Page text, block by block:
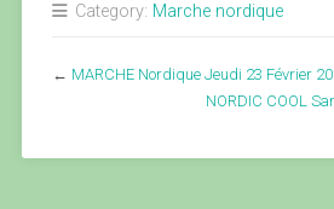
Category: Marche nordique
← MARCHE Nordique Jeudi 23 Février
NORDIC COOL